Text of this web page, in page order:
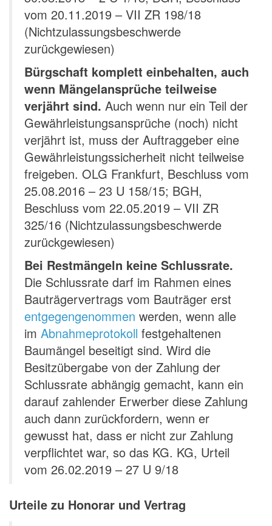
vom 20.11.2019 – VII ZR 198/18
(Nichtzulassungsbeschwerde
zurückgewiesen)
Bürgschaft komplett einbehalten, auch
wenn Mängelansprüche teilweise
verjährt sind. Auch wenn nur ein Teil der
Gewährleistungsansprüche (noch) nicht
verjährt ist, muss der Auftraggeber eine
Gewährleistungssicherheit nicht teilweise
freigeben. OLG Frankfurt, Beschluss vom
25.08.2016 – 23 U 158/15; BGH,
Beschluss vom 22.05.2019 – VII ZR
325/16 (Nichtzulassungsbeschwerde
zurückgewiesen)
Bei Restmängeln keine Schlussrate.
Die Schlussrate darf im Rahmen eines
Bauträgervertrags vom Bauträger erst
entgegengenommen werden, wenn alle
im Abnahmeprotokoll festgehaltenen
Baumängel beseitigt sind. Wird die
Besitzübergabe von der Zahlung der
Schlussrate abhängig gemacht, kann ein
darauf zahlender Erwerber diese Zahlung
auch dann zurückfordern, wenn er
gewusst hat, dass er nicht zur Zahlung
verpflichtet war, so das KG. KG, Urteil
vom 26.02.2019 – 27 U 9/18
Urteile zu Honorar und Vertrag